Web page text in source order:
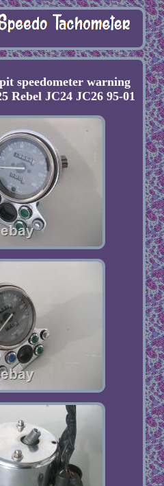
speedometer warning
Rebel JC24 JC26 95-01